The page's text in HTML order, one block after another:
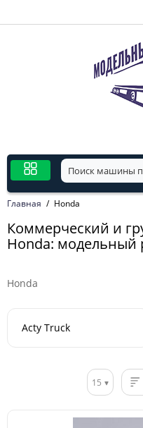
Главная Honda
Коммерческий и
Honda: модельный
Honda
Acty Truck
15